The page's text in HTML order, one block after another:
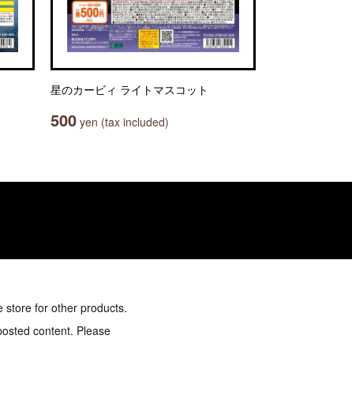
星のカービィ ライトマスコット
500 yen (tax included)
store for other products.
content. Please